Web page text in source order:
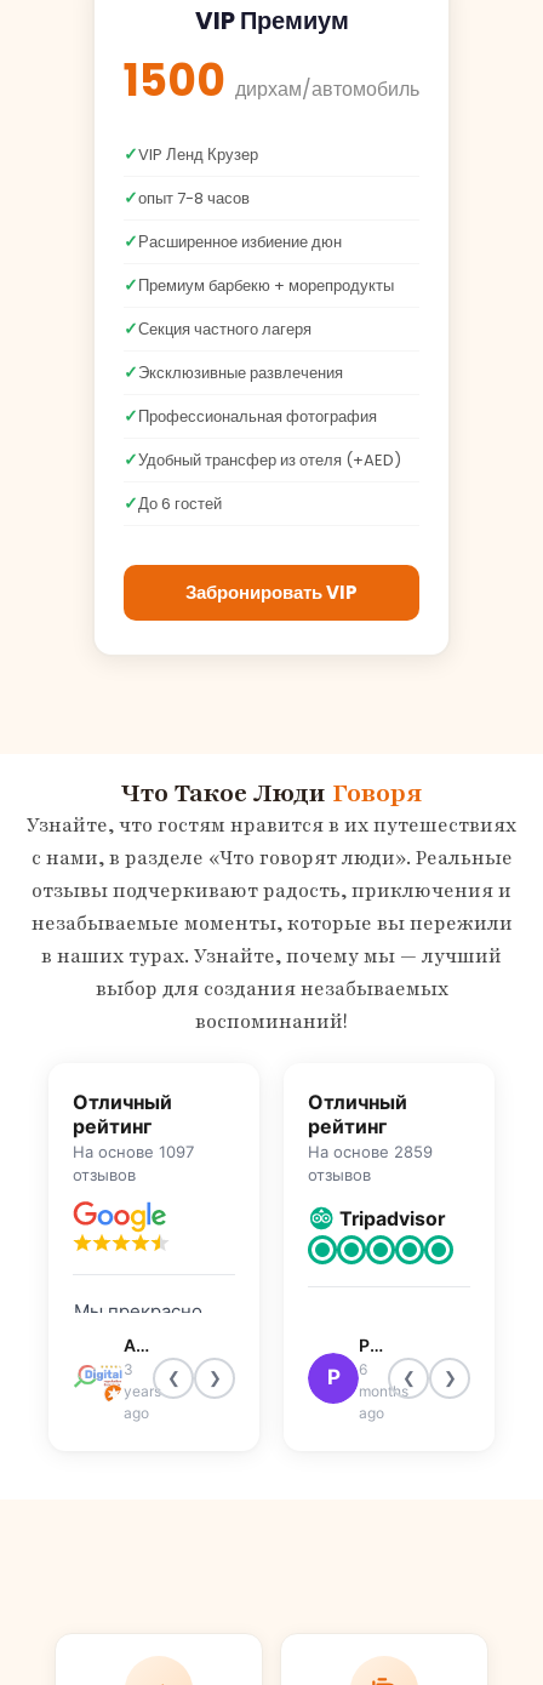
VIP Премиум
1500 дирхам/автомобиль
VIP Ленд Крузер
опыт 7-8 часов
Расширенное избиение дюн
Премиум барбекю + морепродукты
Секция частного лагеря
Эксклюзивные развлечения
Профессиональная фотография
Удобный трансфер из отеля (+AED)
До 6 гостей
Забронировать VIP
Что Такое Люди Говоря
Узнайте, что гостям нравится в их путешествиях
с нами, в разделе «Что говорят люди». Реальные
отзывы подчеркивают радость, приключения и
незабываемые моменты, которые вы пережили
в наших турах. Узнайте, почему мы — лучший
выбор для создания незабываемых
воспоминаний!
Отличный
рейтинг
На основе 1097
отзывов
Мы прекрасно
провели время!
Водитель
проделал
отличную работу.
Atley Joseph
3
years
ago
❮ ❯
Отличный
рейтинг
На основе 2859
отзывов
Tripadvisor
уровне, Сафари-
тур по пустыне
Дубая
(стоит того на
P
Patricia R
6
months
ago
❮ ❯